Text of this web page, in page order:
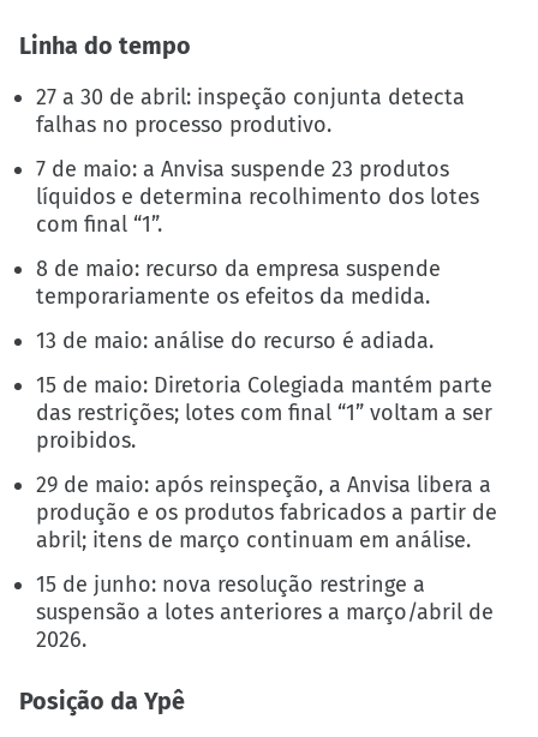
Linha do tempo
27 a 30 de abril: inspeção conjunta detecta
falhas no processo produtivo.
7 de maio: a Anvisa suspende 23 produtos
líquidos e determina recolhimento dos lotes
com final “1”.
8 de maio: recurso da empresa suspende
temporariamente os efeitos da medida.
13 de maio: análise do recurso é adiada.
15 de maio: Diretoria Colegiada mantém parte
das restrições; lotes com final “1” voltam a ser
proibidos.
29 de maio: após reinspeção, a Anvisa libera a
produção e os produtos fabricados a partir de
abril; itens de março continuam em análise.
15 de junho: nova resolução restringe a
suspensão a lotes anteriores a março/abril de
2026.
Posição da Ypê